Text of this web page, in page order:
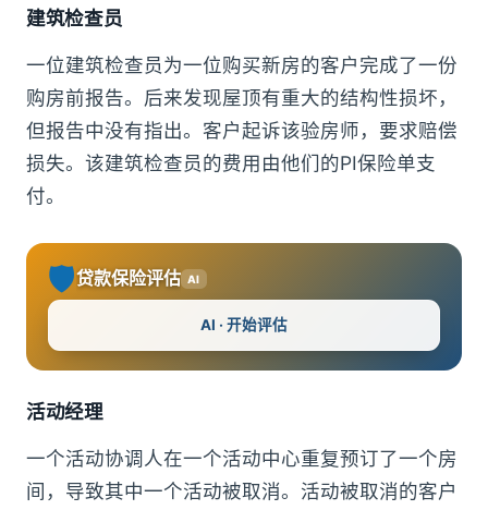
建筑检查员
一位建筑检查员为一位购买新房的客户完成了一份
购房前报告。后来发现屋顶有重大的结构性损坏，
但报告中没有指出。客户起诉该验房师，要求赔偿
损失。该建筑检查员的费用由他们的PI保险单支
付。
🛡️贷款保险评估 AI
AI · 开始评估
活动经理
一个活动协调人在一个活动中心重复预订了一个房
间，导致其中一个活动被取消。活动被取消的客户